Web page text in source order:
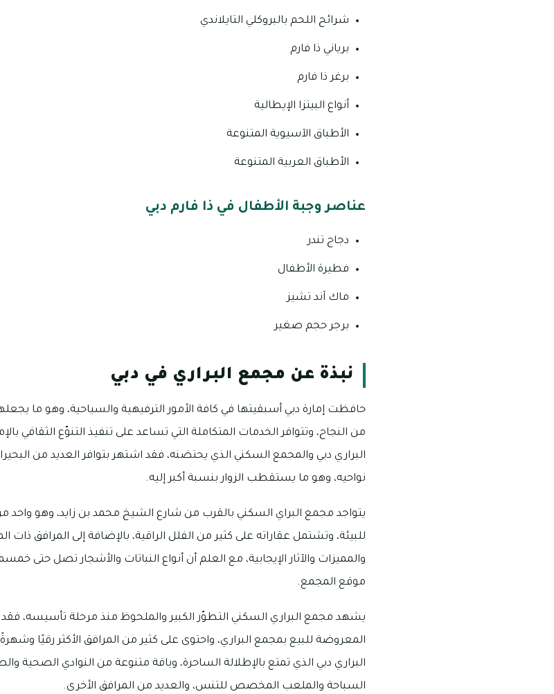
شرائح اللحم بالبروكلي التايلاندي
برياني ذا فارم
برغر ذا فارم
أنواع البيتزا الإيطالية
الأطباق الآسيوية المتنوعة
الأطباق العربية المتنوعة
عناصر وجبة الأطفال في ذا فارم دبي
دجاج تندر
فطيرة الأطفال
ماك آند تشيز
برجر حجم صغير
نبذة عن مجمع البراري في دبي
حافظت إمارة دبي أسبقيتها في كافة الأمور الترفيهية والسياحية، وهو ما
من النجاح، وتتوافر الخدمات المتكاملة التي تساعد على تنفيذ التنوّع الثقافي
البراري دبي والمجمع السكني الذي يحتضنه، فقد اشتهر بتوافر العديد من
نواحيه، وهو ما يستقطب الزوار بنسبة أكبر إليه.
يتواجد مجمع البراي السكني بالقرب من شارع الشيخ محمد بن زايد، وهو واحد
للبيئة، وتشتمل عقاراته على كثير من الفلل الراقية، بالإضافة إلى المرافق
والمميزات والآثار الإيجابية، مع العلم أن أنواع النباتات والأشجار تصل حتى
موقع المجمع.
المعروضة للبيع بمجمع البراري، واحتوى على كثير من المرافق الأكثر رقيًا
البراري دبي الذي تمتع بالإطلالة الساحرة، وباقة متنوعة من النوادي الصحية
السباحة والملعب المخصص للتنس، والعديد من المرافق الأخرى.